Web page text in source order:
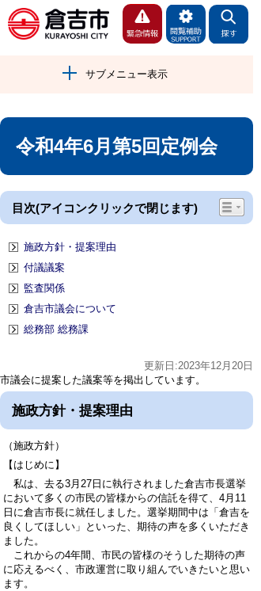
サブメニュー表示
令和4年6月第5回定例会
目次(アイコンクリックで閉じます)
施政方針・提案理由
付議議案
監査関係
倉吉市議会について
総務部 総務課
更新日:2023年12月20日
市議会に提案した議案等を掲出しています。
施政方針・提案理由
（施政方針）
【はじめに】
私は、去る3月27日に執行されました倉吉市長選挙
において多くの市民の皆様からの信託を得て、4月11
日に倉吉市長に就任しました。選挙期間中は「倉吉を
良くしてほしい」といった、期待の声を多くいただき
ました。
これからの4年間、市民の皆様のそうした期待の声
に応えるべく、市政運営に取り組んでいきたいと思い
ます。